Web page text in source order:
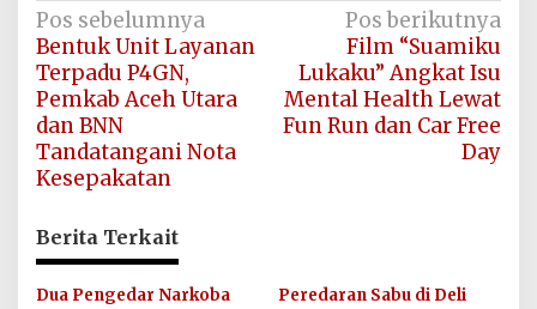
Navigasi
pos
Pos sebelumnya
Bentuk Unit Layanan
Terpadu P4GN,
Pemkab Aceh Utara
dan BNN
Tandatangani Nota
Kesepakatan
Pos berikutnya
Film “Suamiku
Lukaku” Angkat Isu
Mental Health Lewat
Fun Run dan Car Free
Day
Berita Terkait
Dua Pengedar Narkoba
Peredaran Sabu di Deli